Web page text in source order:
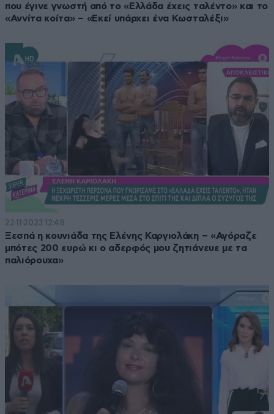
που έγινε γνωστή από το «Ελλάδα έχεις ταλέντο» και το
«Αννίτα κοίτα» – «Εκεί υπάρχει ένα Κωσταλέξι»
22·11·2023 12:48
Ξεσπά η κουνιάδα της Ελένης Καργιολάκη – «Αγόραζε
μπότες 200 ευρώ κι ο αδερφός μου ζητιάνευε με τα
παλιόρουχα»